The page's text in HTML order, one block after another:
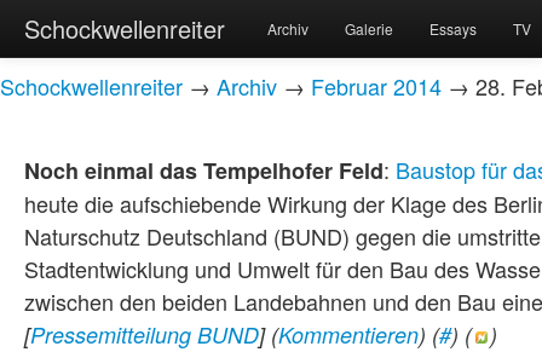
Schockwellenreiter Archiv Galerie Essays TV
Schockwellenreiter → Archiv → Februar 2014 → 28.
Noch einmal das Tempelhofer Feld: Baustop für
heute die aufschiebende Wirkung der Klage des
Naturschutz Deutschland (BUND) gegen die
Stadtentwicklung und Umwelt für den Bau des
zwischen den beiden Landebahnen und den Bau
[Pressemitteilung BUND] (Kommentieren) (#) ( )